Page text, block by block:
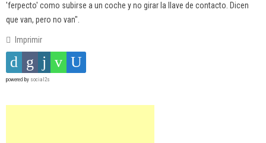
'ferpecto' como subirse a un coche y no girar la llave de contacto. Dicen
que van, pero no van".
Imprimir
powered by social2s